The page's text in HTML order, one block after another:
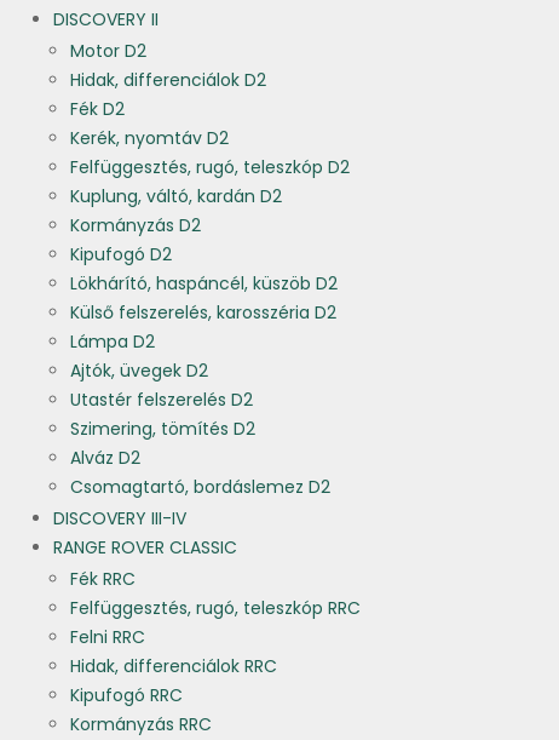
DISCOVERY II
Motor D2
Hidak, differenciálok D2
Fék D2
Kerék, nyomtáv D2
Felfüggesztés, rugó, teleszkóp D2
Kuplung, váltó, kardán D2
Kormányzás D2
Kipufogó D2
Lökhárító, haspáncél, küszöb D2
Külső felszerelés, karosszéria D2
Lámpa D2
Ajtók, üvegek D2
Utastér felszerelés D2
Szimering, tömítés D2
Alváz D2
Csomagtartó, bordáslemez D2
DISCOVERY III-IV
RANGE ROVER CLASSIC
Fék RRC
Felfüggesztés, rugó, teleszkóp RRC
Felni RRC
Hidak, differenciálok RRC
Kipufogó RRC
Kormányzás RRC